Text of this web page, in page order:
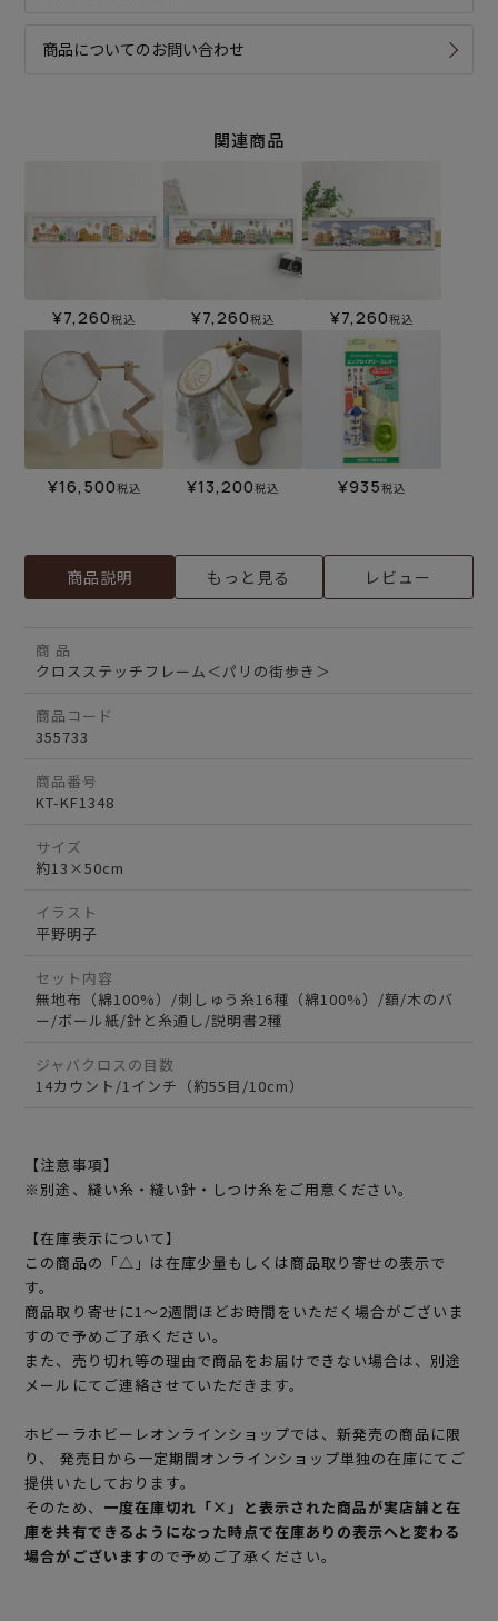
商品についてのお問い合わせ
関連商品
¥7,260税込 ¥7,260税込 ¥7,260税込
¥16,500税込 ¥13,200税込 ¥935税込
商品説明 もっと見る レビュー
商 品
クロスステッチフレーム＜パリの街歩き＞
商品コード
355733
商品番号
KT-KF1348
サイズ
約13×50cm
イラスト
平野明子
セット内容
無地布（綿100%）/刺しゅう糸16種（綿100%）/額/木のバ
ー/ボール紙/針と糸通し/説明書2種
ジャバクロスの目数
14カウント/1インチ（約55目/10cm）
【注意事項】
※別途、縫い糸・縫い針・しつけ糸をご用意ください。
【在庫表示について】
この商品の「△」は在庫少量もしくは商品取り寄せの表示で
す。
商品取り寄せに1～2週間ほどお時間をいただく場合がございま
すので予めご了承ください。
また、売り切れ等の理由で商品をお届けできない場合は、別途
メールにてご連絡させていただきます。
ホビーラホビーレオンラインショップでは、新発売の商品に限
り、 発売日から一定期間オンラインショップ単独の在庫にてご
提供いたしております。
そのため、 一度在庫切れ「×」と表示された商品が実店舗と在
庫を共有できるようになった時点で在庫ありの表示へと変わる
場合がございますので予めご了承ください。